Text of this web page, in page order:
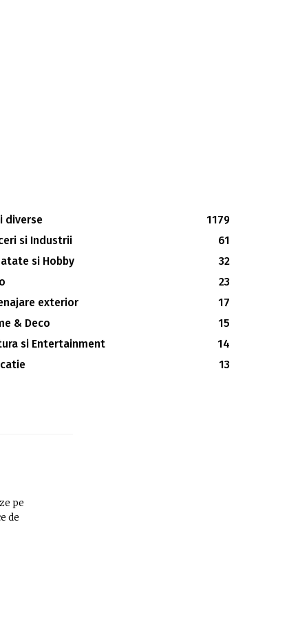
diverse
1179
si Industrii
61
si Hobby
32
23
exterior
17
& Deco
15
si Entertainment
14
13
pe
de